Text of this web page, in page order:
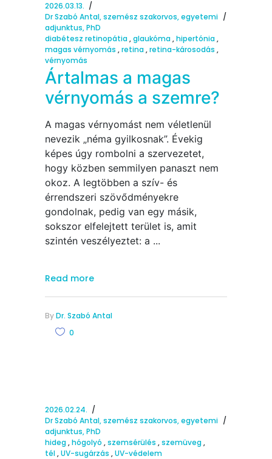
2026.03.13.
Dr Szabó Antal, szemész szakorvos, egyetemi
adjunktus, PhD
diabétesz retinopátia,glaukóma,hipertónia,
magas vérnyomás ,retina,retina-károsodás ,
vérnyomás
Ártalmas a magas
vérnyomás a szemre?
A magas vérnyomást nem véletlenül
nevezik „néma gyilkosnak”. Évekig
képes úgy rombolni a szervezetet,
hogy közben semmilyen panaszt nem
okoz. A legtöbben a szív- és
érrendszeri szövődményekre
gondolnak, pedig van egy másik,
sokszor elfelejtett terület is, amit
szintén veszélyeztet: a
Read more
ByDr. Szabó Antal
0
2026.02.24.
Dr Szabó Antal, szemész szakorvos, egyetemi
adjunktus, PhD
hideg,hógolyó ,szemsérülés ,szemüveg,
tél,UV-sugárzás ,UV-védelem